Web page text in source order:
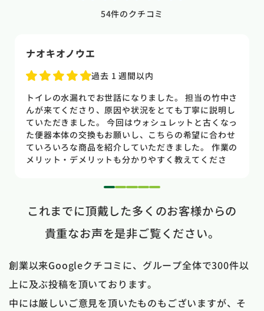
54件のクチコミ
naoki higasi
1 か月前
トイレの水漏れがあり来ていただきました。水漏れ箇
所もすぐに判明しました。10数年使用していた一体型
のトイレだった為使いやすさ等しっかりと説明してい
ただき交換する事になりました。正直痛い出費でした
が発見が早かったので壁や床の工事を考えるとまだ費
用は抑えれました。今回担当して頂いた竹中さんは人
た。 今回は2階のトイレでしたが、1階のトイレも修
た。
1 2 3 4 5
これまでに頂戴した多くのお客様からの
貴重なお声を是非ご覧ください。
創業以来Googleクチコミに、グループ全体で300件以
上に及ぶ投稿を頂いております。
中には厳しいご意見を頂いたものもございますが、そ